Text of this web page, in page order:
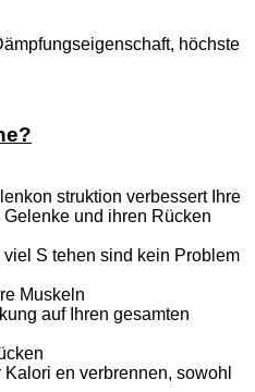
höchste
struktion verbessert Ihre
und ihren Rücken
S tehen sind kein Problem
Muskeln
auf Ihren gesamten
en verbrennen, sowohl